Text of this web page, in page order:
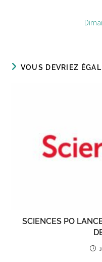
VOUS DEVRIEZ
SCIENCES PO